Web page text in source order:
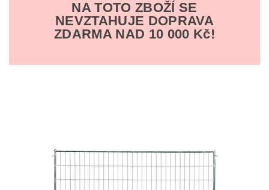
NA TOTO ZBOŽÍ SE
NEVZTAHUJE DOPRAVA
ZDARMA NAD 10 000 Kč!